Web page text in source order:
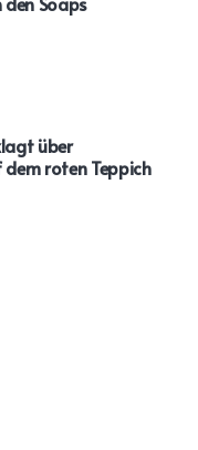
über
roten Teppich